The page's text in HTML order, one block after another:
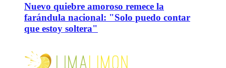
Nuevo quiebre amoroso remece la
farándula nacional: "Solo puedo contar
que estoy soltera"